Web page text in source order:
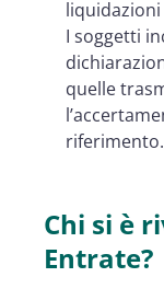
I soggetti
quelle
riferimento.
Chi si è
Entrate?